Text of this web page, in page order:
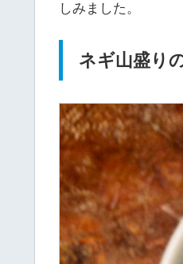
しみました。
ネギ山盛り